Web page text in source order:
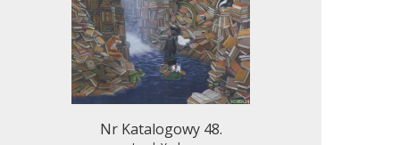
Nr Katalogowy 48.